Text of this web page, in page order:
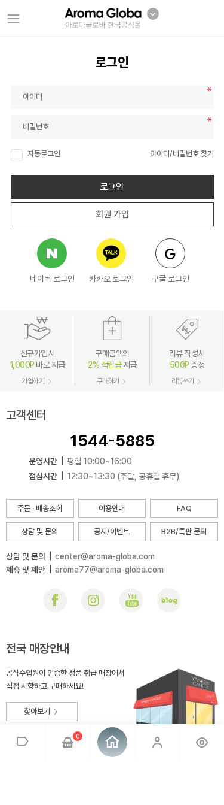
0
로그인
자동로그인 아이디/비밀번호 찾기
로그인
회원 가입
네이버 로그인 카카오 로그인 구글 로그인
신규가입시
1,000P 바로 지급
가입하기
구매금액의
2% 적립금지급
구매하기
리뷰 작성시
500P 증정
리뷰쓰기
고객센터
1544-5885
운영시간
평일 10:00~16:00
점심시간
12:30~13:30 (주말, 공휴일 휴무)
주문 · 배송조회 이용안내 FAQ
상담 및 문의 공지/이벤트 B2B/특판 문의
상담 및 문의
center@aroma-globa.com
제휴 및 제안
aroma77@aroma-globa.com
전국 매장안내
공식수입원이 인증한 정품 취급 매장에서
직접 시향하고 구매하세요!
찾아보기
브랜드소개